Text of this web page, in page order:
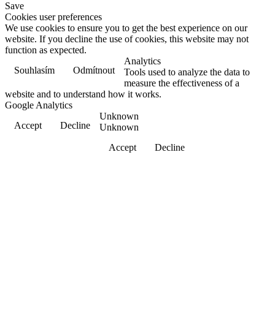
Save
Cookies user preferences
We use cookies to ensure you to get the best experience on our
website. If you decline the use of cookies, this website may not
function as expected.
Souhlasím
Odmítnout
Analytics
Tools used to analyze the data to
measure the effectiveness of a
website and to understand how it works.
Google Analytics
Accept
Decline
Unknown
Unknown
Accept
Decline